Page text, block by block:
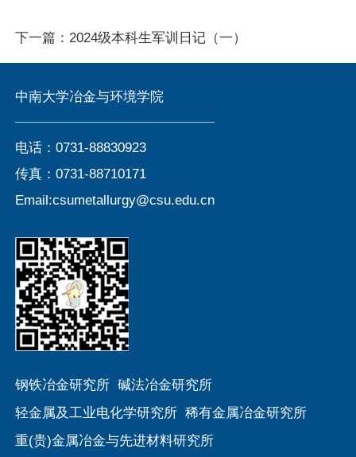
下一篇：2024级本科生军训日记（一）
中南大学冶金与环境学院
电话：0731-88830923
传真：0731-88710171
Email:csumetallurgy@csu.edu.cn
钢铁冶金研究所 碱法冶金研究所
轻金属及工业电化学研究所 稀有金属冶金研究所
重(贵)金属冶金与先进材料研究所